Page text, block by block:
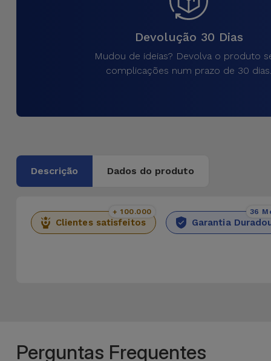
Devolução 30 Dias
Mudou de ideias? Devolva o produto
complicações num prazo de 30 dias.
Descrição Dados do produto
Clientes satisfeitos
+ 100.000
Garantia
36
Perguntas Frequentes